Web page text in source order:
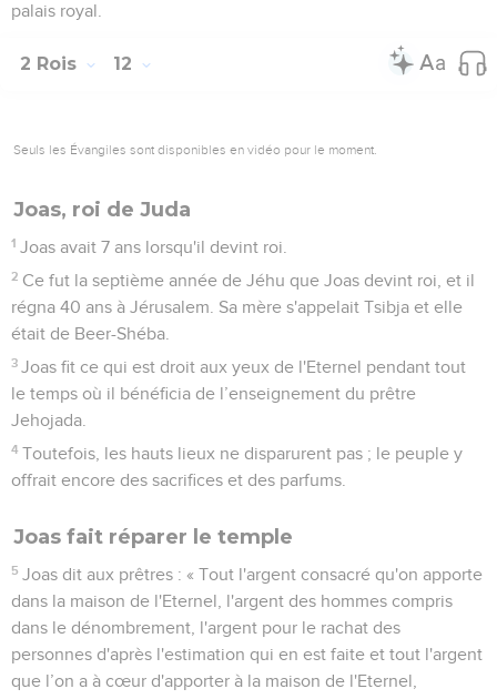
palais royal.
2 Rois 12
Seuls les Évangiles sont disponibles en vidéo pour le moment.
Joas, roi de Juda
1 Joas avait 7 ans lorsqu'il devint roi.
2 Ce fut la septième année de Jéhu que Joas devint roi, et il
régna 40 ans à Jérusalem. Sa mère s'appelait Tsibja et elle
était de Beer-Shéba.
3 Joas fit ce qui est droit aux yeux de l'Eternel pendant tout
le temps où il bénéficia de l’enseignement du prêtre
Jehojada.
4 Toutefois, les hauts lieux ne disparurent pas ; le peuple y
offrait encore des sacrifices et des parfums.
Joas fait réparer le temple
5 Joas dit aux prêtres : « Tout l'argent consacré qu'on apporte
dans la maison de l'Eternel, l'argent des hommes compris
dans le dénombrement, l'argent pour le rachat des
personnes d'après l'estimation qui en est faite et tout l'argent
que l’on a à cœur d'apporter à la maison de l'Eternel,